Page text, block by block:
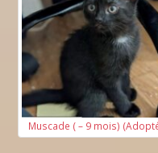
Muscade ( – 9 mois)